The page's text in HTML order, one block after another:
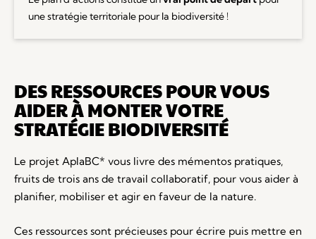
une stratégie territoriale pour la biodiversité !
DES RESSOURCES POUR VOUS
AIDER À MONTER VOTRE
STRATÉGIE BIODIVERSITÉ
Le projet AplaBC* vous livre des mémentos pratiques,
fruits de trois ans de travail collaboratif, pour vous aider à
planifier, mobiliser et agir en faveur de la nature.
Ces ressources sont précieuses pour écrire puis mettre en